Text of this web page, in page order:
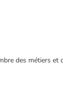
des métiers et